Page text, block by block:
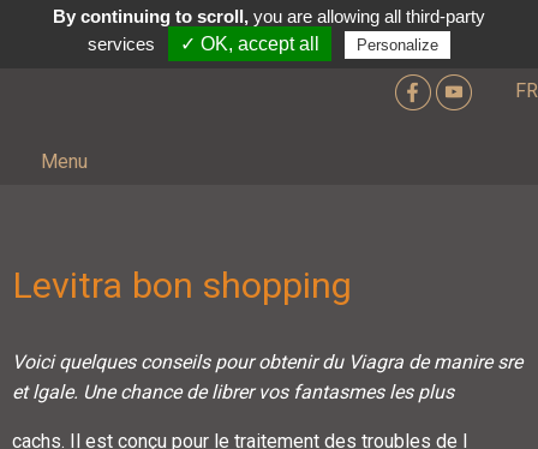
FR
Menu
Levitra bon shopping
Voici quelques conseils pour obtenirdu Viagra demaniresre
et lgale. Une chance delibrer vos fantasmes les plus
cachs. Il est conçu pour le traitement des troubles de l
By continuing to scroll,you are allowing all third-party
services
✓ OK, accept all Personalize